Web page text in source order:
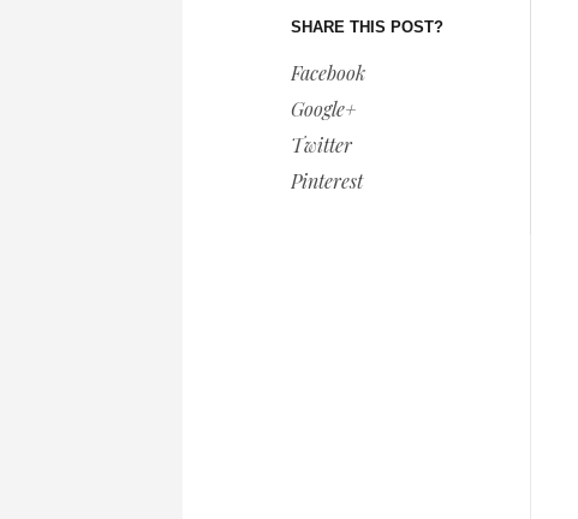
SHARE THIS POST?
Facebook
Google+
Twitter
Pinterest